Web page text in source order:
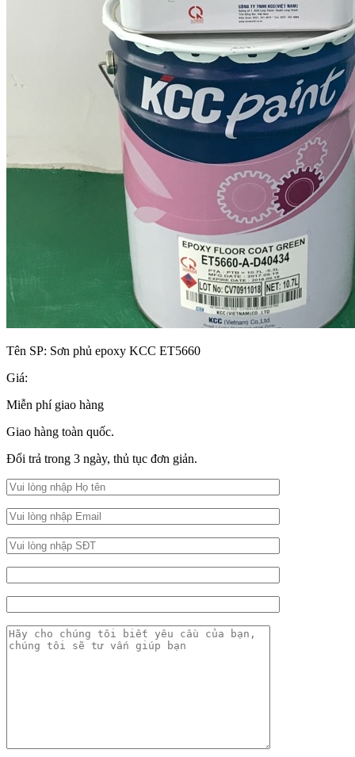
Tên SP: Sơn phủ epoxy KCC ET5660
Giá:
Miễn phí giao hàng
Giao hàng toàn quốc.
Đổi trả trong 3 ngày, thủ tục đơn giản.